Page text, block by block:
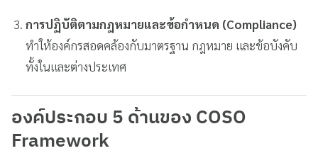
การปฏิบัติตามกฎหมายและข้อกำหนด (Compliance)
ทำให้องค์กรสอดคล้องกับมาตรฐาน กฎหมาย และข้อบังคับ
ทั้งในและต่างประเทศ
องค์ประกอบ 5 ด้านของ COSO
Framework